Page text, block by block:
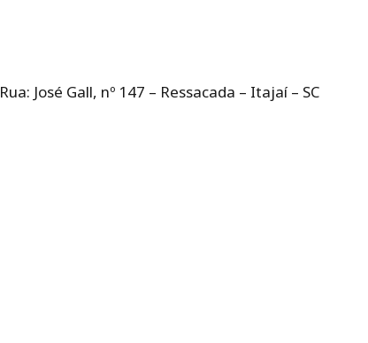
Rua: José Gall, nº 147 – Ressacada – Itajaí – SC